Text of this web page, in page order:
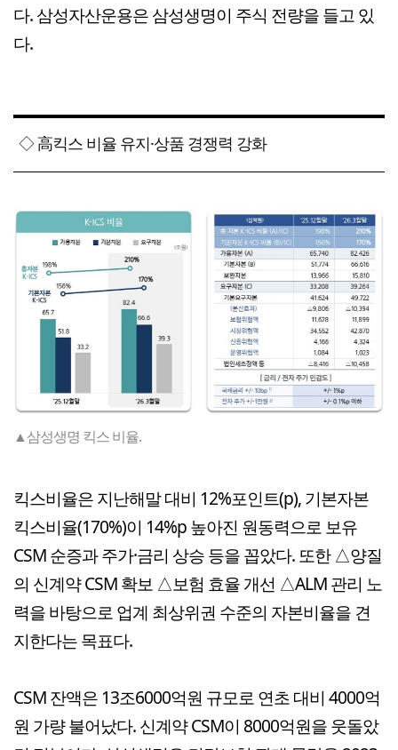
다. 삼성자산운용은 삼성생명이 주식 전량을 들고 있
다.
◇ 高킥스 비율 유지·상품 경쟁력 강화
▲삼성생명 킥스 비율.
킥스비율은 지난해말 대비 12%포인트(p), 기본자본
킥스비율(170%)이 14%p 높아진 원동력으로 보유
CSM 순증과 주가·금리 상승 등을 꼽았다. 또한 △양질
의 신계약 CSM 확보 △보험 효율 개선 △ALM 관리 노
력을 바탕으로 업계 최상위권 수준의 자본비율을 견
지한다는 목표다.
CSM 잔액은 13조6000억원 규모로 연초 대비 4000억
원 가량 불어났다. 신계약 CSM이 8000억원을 웃돌았